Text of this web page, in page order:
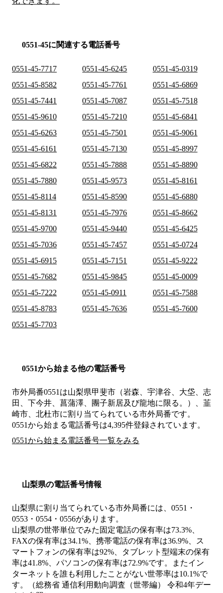
0551-45に関連する電話番号
0551-45-7717 0551-45-6245
0551-45-0319
0551-45-8582
0551-45-7761
0551-45-6869
0551-45-7441
0551-45-7087
0551-45-7518
0551-45-9610
0551-45-7210
0551-45-6841
0551-45-6263
0551-45-7501
0551-45-9061
0551-45-6161
0551-45-7130
0551-45-8997
0551-45-6822
0551-45-7888
0551-45-8890
0551-45-7880
0551-45-9573
0551-45-8161
0551-45-8114
0551-45-8590
0551-45-6880
0551-45-8131
0551-45-7976
0551-45-8662
0551-45-9700
0551-45-9440
0551-45-6425
0551-45-7036
0551-45-7457
0551-45-0724
0551-45-6915
0551-45-7151
0551-45-9222
0551-45-7682
0551-45-9845
0551-45-0009
0551-45-7222
0551-45-0911
0551-45-7588
0551-45-8783
0551-45-7636
0551-45-7600
0551-45-7703
0551から始まる他の電話番号
市外局番0551 は山梨県甲斐市（岩森、宇津谷、大垈、志
田、下今井、菖蒲澤、團子新居及び龍地に限る。）、韮
崎市、北杜市に割り当てられている市外局番です。
0551から始まる電話番号は4,395件登録されています。
0551から始まる電話番号一覧をみる
山梨県の電話番号情報
山梨県に割り当てられている市外局番には、0551・
0553・0554・0556があります。
山梨県の世帯単位でみた固定電話の保有率は73.3%、
FAXの保有率は34.1%、携帯電話の保有率は36.9%、ス
マートフォンの保有率は92%、タブレット型端末の保有
率は41.8%、パソコンの保有率は72.9%です。またイン
ターネットを誰も利用したことがない世帯率は10.1%で
す。（総務省 通信利用動向調査（世帯編） 令和4年デー